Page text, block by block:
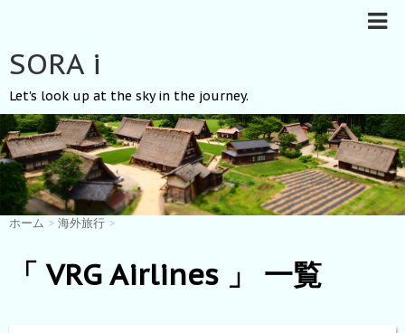
SORA i
Let's look up at the sky in the journey.
ホーム > 海外旅行 >
「 VRG Airlines 」 一覧